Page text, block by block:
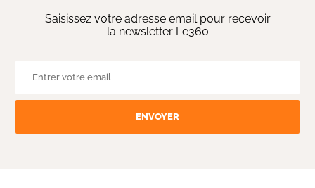
Saisissez votre adresse email pour recevoir
la newsletter Le360
ENVOYER